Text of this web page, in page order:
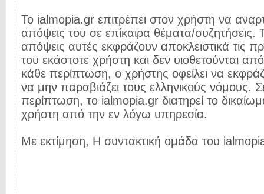
Το ialmopia.gr επιτρέπει στον χρήστη να
απόψεις του σε επίκαιρα θέματα/συζητήσεις.
απόψεις αυτές εκφράζουν αποκλειστικά τις
του εκάστοτε χρήστη και δεν υιοθετούνται
κάθε περίπτωση, ο χρήστης οφείλει να
να μην παραβιάζει τους ελληνικούς νόμους.
περίπτωση, το ialmopia.gr διατηρεί το
χρήστη από την εν λόγω υπηρεσία.
Με εκτίμηση, Η συντακτική ομάδα του